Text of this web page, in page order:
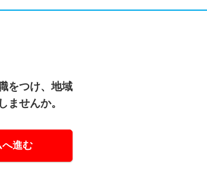
をつけ、地域
ませんか。
へ進む